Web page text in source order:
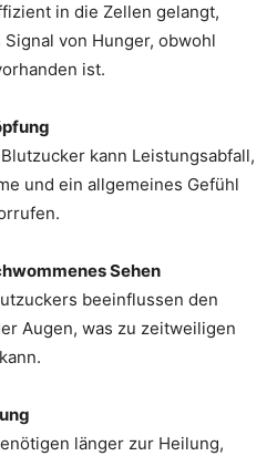
in die Zellen gelangt,
von Hunger, obwohl
ist.
kann Leistungsabfall,
und ein allgemeines Gefühl
Sehen
beeinflussen den
Augen, was zu zeitweiligen
länger zur Heilung,